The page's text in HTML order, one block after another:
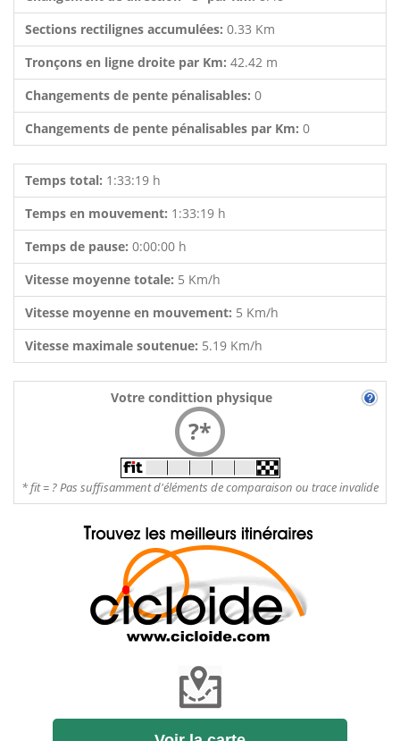
Sections rectilignes accumulées: 0.33 Km
Tronçons en ligne droite par Km: 42.42 m
Changements de pente pénalisables: 0
Changements de pente pénalisables par Km: 0
Temps total: 1:33:19 h
Temps en mouvement: 1:33:19 h
Temps de pause: 0:00:00 h
Vitesse moyenne totale: 5 Km/h
Vitesse moyenne en mouvement: 5 Km/h
Vitesse maximale soutenue: 5.19 Km/h
Votre condittion physique
?*
* fit = ? Pas suffisamment d'éléments de comparaison ou trace invalide